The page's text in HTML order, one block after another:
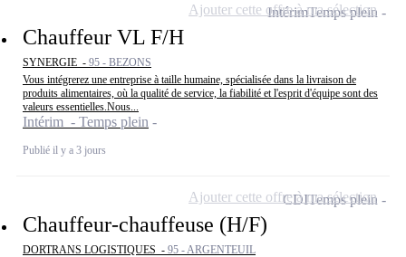
Chauffeur VL F/H
SYNERGIE - 95 - BEZONS
Vous intégrerez une entreprise à taille humaine, spécialisée dans la livraison de
produits alimentaires, où la qualité de service, la fiabilité et l'esprit d'équipe sont des
valeurs essentielles.Nous...
Intérim - Temps plein
Publié il y a 3 jours
IntérimTemps plein
Ajouter cette offre à ma sélection
Chauffeur-chauffeuse (H/F)
DORTRANS LOGISTIQUES - 95 - ARGENTEUIL
CDITemps plein
Ajouter cette offre à ma sélection